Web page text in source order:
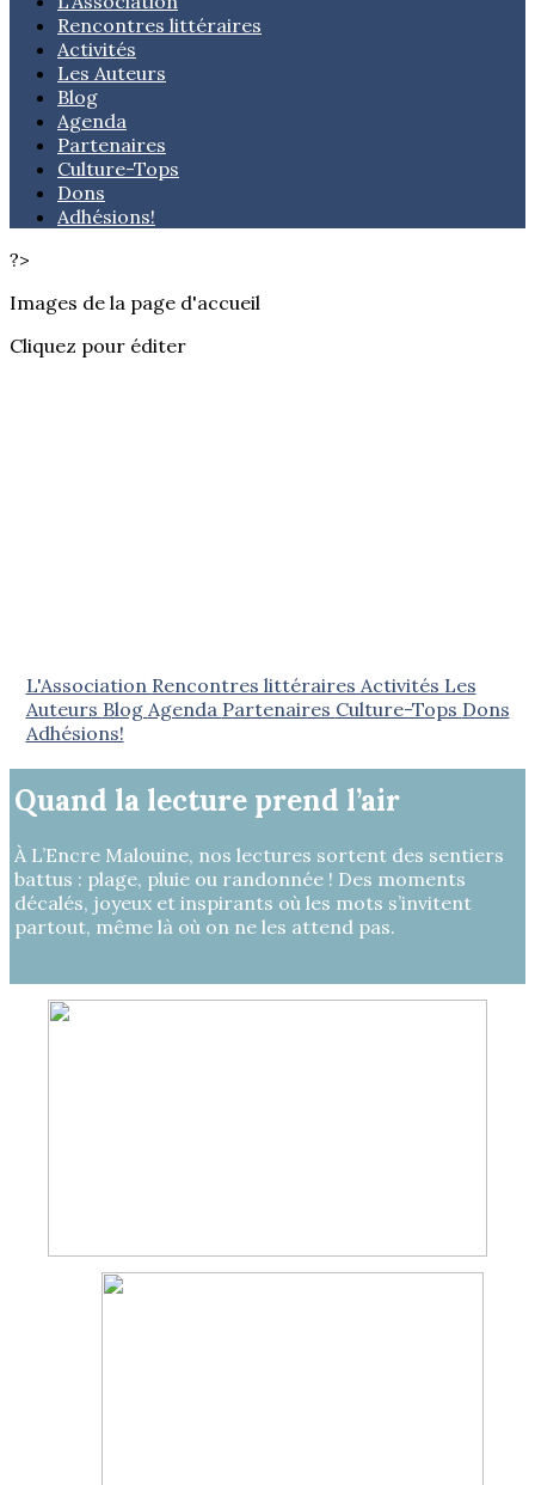
Rencontres littéraires
Activités
Les Auteurs
Blog
Agenda
Partenaires
Culture-Tops
Dons
Adhésions!
?>
Images de la page d'accueil
Cliquez pour éditer
L'Association Rencontres littéraires Activités Les
Auteurs Blog Agenda Partenaires Culture-Tops Dons
Adhésions!
Quand la lecture prend l’air
À L’Encre Malouine, nos lectures sortent des sentiers
battus : plage, pluie ou randonnée ! Des moments
décalés, joyeux et inspirants où les mots s’invitent
partout, même là où on ne les attend pas.